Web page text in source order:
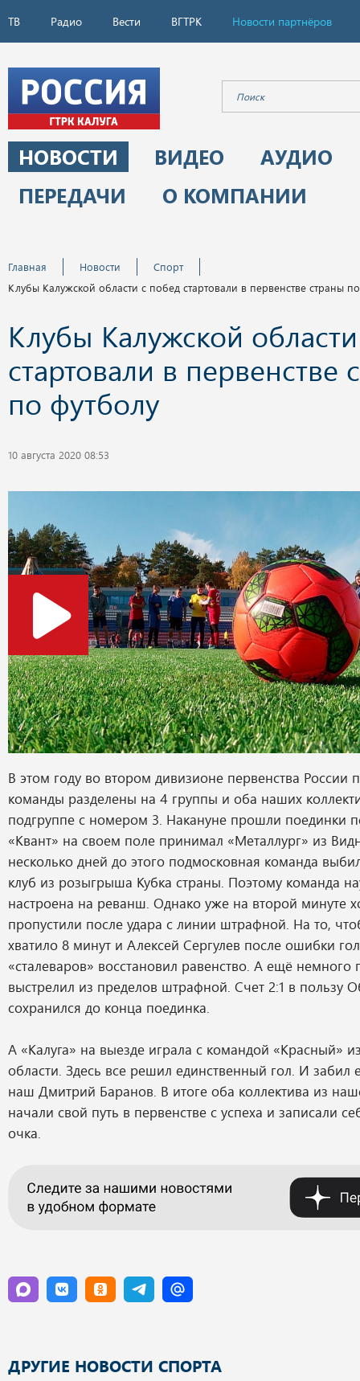
ТВ Радио Вести ВГТРК Новости партнёров
НОВОСТИ ВИДЕО
АУДИО
ПЕРЕДАЧИ
О КОМПАНИИ
Главная Новости
Спорт
Клубы Калужской области с побед стартовали в первенстве страны
Клубы Калужской
стартовали в первенстве
по футболу
10 августа 2020 08:53
В этом году во втором дивизионе первенства России
команды разделены на 4 группы и оба наших
подгруппе с номером 3. Накануне прошли поединки
«Квант» на своем поле принимал «Металлург» из
несколько дней до этого подмосковная команда
клуб из розыгрыша Кубка страны. Поэтому команда
настроена на реванш. Однако уже на второй минуте
пропустили после удара с линии штрафной. На то,
хватило 8 минут и Алексей Сергулев после ошибки
«сталеваров» восстановил равенство. А ещё немного
выстрелил из пределов штрафной. Счет 2:1 в пользу
сохранился до конца поединка.
А «Калуга» на выезде играла с командой «Красный»
области. Здесь все решил единственный гол. И забил
наш Дмитрий Баранов. В итоге оба коллектива из
начали свой путь в первенстве с успеха и записали
очка.
ДРУГИЕ НОВОСТИ СПОРТА